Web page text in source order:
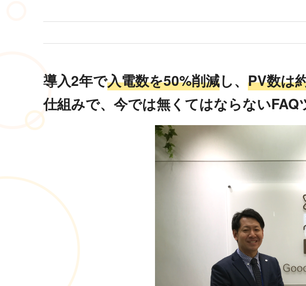
導入2年で入電数を50%削減し、 PV数は
仕組みで、今では無くてはならないFAQ